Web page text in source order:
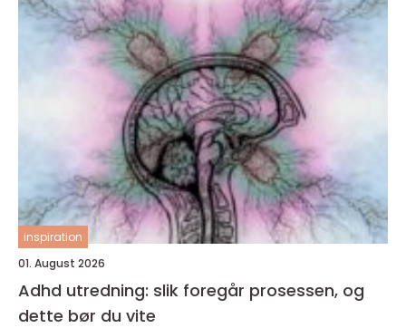
inspiration
01. August 2026
Adhd utredning: slik foregår prosessen, og
dette bør du vite